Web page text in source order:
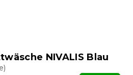
NIVALIS Blau